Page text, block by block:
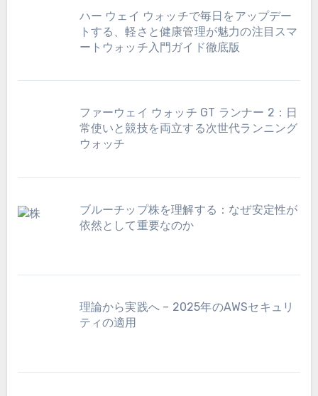
ハー ウェイ ウォッチで毎日をアップデー
トする、軽さと健康管理が魅力の注目スマ
ートウォッチ入門ガイド徹底版
ファーウェイ ウォッチ GT ランナー 2：日
常使いと競技を両立する次世代ランニング
ウォッチ
ブルーチップ株を理解する：なぜ安定性が
依然として重要なのか
理論から実践へ – 2025年のAWSセキュリ
ティの適用